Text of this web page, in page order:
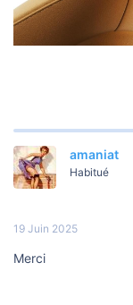
amaniat
Habitué
19 Juin 2025
Merci